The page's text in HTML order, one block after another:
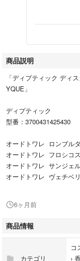
商品説明
「ディプティック ディ
YQUE」
ディプティック
型番：3700431425430
オードトワレ ロンブル
オードトワレ フロシコス
オードトワレ サンジェ
オードトワレ ヴェチベ
#3700431425430
#コスメ/美容
#香水
6ヶ月前
商品情報
カテゴリ
コ
›